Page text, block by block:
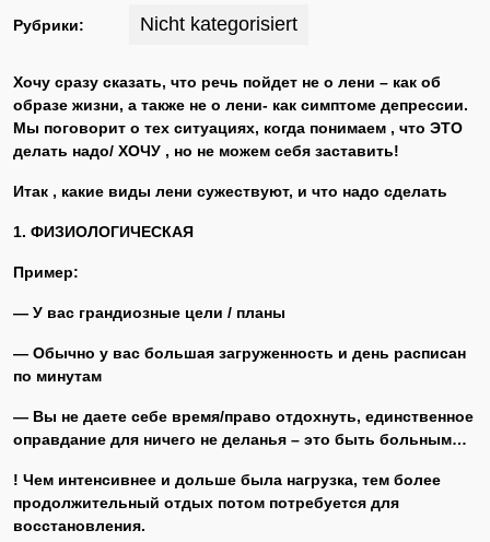
Рубрики: Nicht kategorisiert
Хочу сразу сказать, что речь пойдет не о лени – как об
образе жизни, а также не о лени- как симптоме депрессии.
Мы поговорит о тех ситуациях, когда понимаем , что ЭТО
делать надо/ ХОЧУ , но не можем себя заставить!
Итак , какие виды лени сужествуют, и что надо сделать
1. ФИЗИОЛОГИЧЕСКАЯ
Пример:
— У вас грандиозные цели / планы
— Обычно у вас большая загруженность и день расписан
по минутам
— Вы не даете себе время/право отдохнуть, единственное
оправдание для ничего не деланья – это быть больным…
! Чем интенсивнее и дольше была нагрузка, тем более
продолжительный отдых потом потребуется для
восстановления.